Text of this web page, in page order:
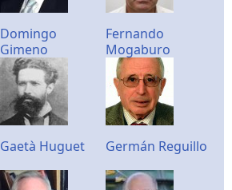
Domingo
Gimeno
Fernando
Mogaburo
Gaetà Huguet Germán Reguillo